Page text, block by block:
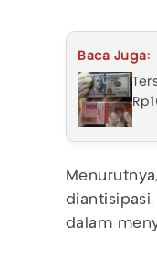
Baca Juga:
dalam